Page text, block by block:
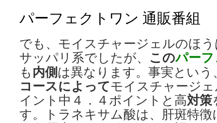
パーフェクトワン 通販番組
でも、モイスチャージェルのほ
サッパリ系でしたが、 このパー
も 内側は異なります。事実という
コースによってモイスチャージ
イント中４．４ポイントと高対策
す。トラネキサム酸は、肝斑特徴